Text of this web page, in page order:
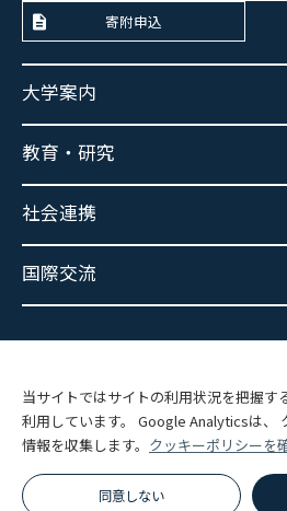
当サイトではサイトの利用状況を把握
利用しています。 Google Analyticsは、
情報を収集します。 クッキーポリシーを
同意しない
寄附申込
大学案内
教育・研究
社会連携
国際交流
プライバシーポリシー
関連リンク